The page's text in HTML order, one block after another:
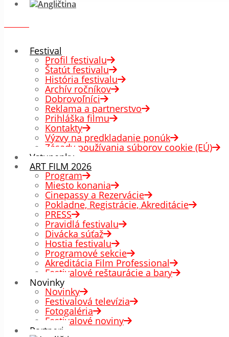
Festival
Profil festivalu
Štatút festivalu
História festivalu
Archív ročníkov
Dobrovoľníci
Reklama a partnerstvo
Prihláška filmu
Kontakty
Výzvy na predkladanie ponúk
Zásady používania súborov cookie (EÚ)
Vstupenky
ART FILM 2026
Program
Miesto konania
Cinepassy a Rezervácie
Pokladne, Registrácie, Akreditácie
PRESS
Pravidlá festivalu
Divácka súťaž
Hostia festivalu
Programové sekcie
Akreditácia Film Professional
Festivalové reštaurácie a bary
Novinky
Novinky
Festivalová televízia
Fotogaléria
Festivalové noviny
Partneri